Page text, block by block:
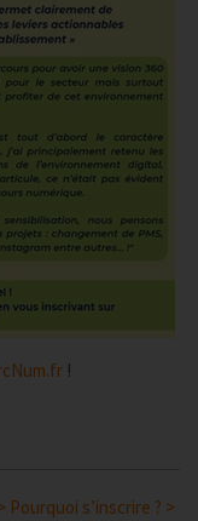
!
Pourquoi s’inscrire ? >